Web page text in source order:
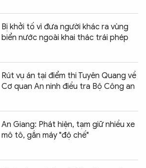
Bị khởi tố vì đưa người khác ra vùng
biển nước ngoài khai thác trái phép
Rút vụ án tại điểm thi Tuyên Quang về
Cơ quan An ninh điều tra Bộ Công an
An Giang: Phát hiện, tạm giữ nhiều xe
mô tô, gắn máy "độ chế"